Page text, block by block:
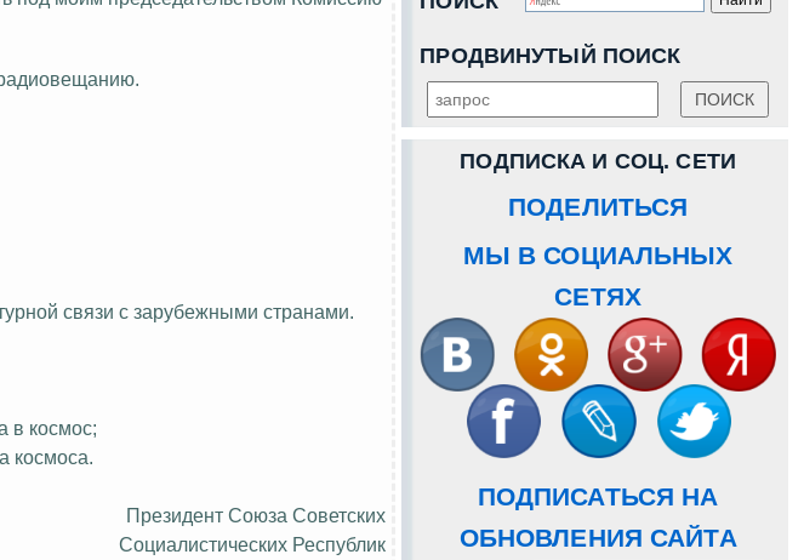
ПРОДВИНУТЫЙ ПОИСК
ПОДПИСКА И СОЦ. СЕТИ
ПОДЕЛИТЬСЯ
МЫ В СОЦИАЛЬНЫХ
СЕТЯХ
ПОДПИСАТЬСЯ НА
ОБНОВЛЕНИЯ САЙТА
связи с зарубежными странами.
в космос;
космоса.
Президент СоюзаСоветских
Социалистических Республик